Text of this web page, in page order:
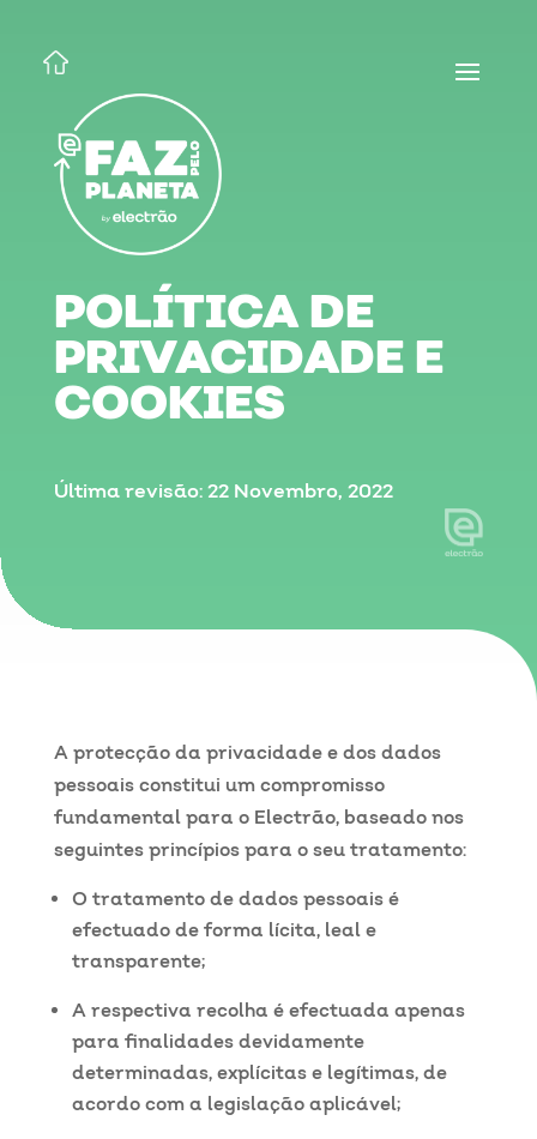
POLÍTICA DE
PRIVACIDADE E
COOKIES
Última revisão: 22 Novembro, 2022
A protecção da privacidade e dos dados
pessoais constitui um compromisso
fundamental para o Electrão, baseado nos
seguintes princípios para o seu tratamento:
O tratamento de dados pessoais é
efectuado de forma lícita, leal e
transparente;
A respectiva recolha é efectuada apenas
para finalidades devidamente
determinadas, explícitas e legítimas, de
acordo com a legislação aplicável;